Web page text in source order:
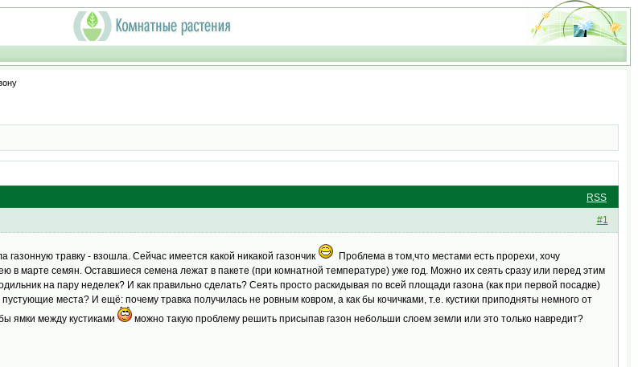
RSS
#1
газонную травку - взошла. Сейчас имеется какой никакой газончик
Проблема в том,что местами есть прорехи, хочу
в марте семян. Оставшиеся семена лежат в пакете (при комнатной температуре) уже год. Можно их сеять сразу или перед этим
на пару неделек? И как правильно сделать? Сеять просто раскидывая по всей площади газона (как при первой посадке)
пустующие места? И ещё: почему травка получилась не ровным ковром, а как бы кочичками, т.е. кустики приподняты немного от
ямки между кустиками
можно такую проблему решить присыпав газон небольши слоем земли или это только навредит?